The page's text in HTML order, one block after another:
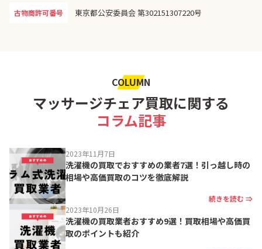
古物商許可番号 東京都公安委員会 第302151307220号
COLUMN
マッサージチェア買取に関する
コラム記事
2023年11月7日
洗濯機の買取でおすすめの業者7選！引っ越し時の
相場や高価買取のコツを徹底解説
続きを読む ⇒
2023年10月26日
洗濯機の買取業者おすすめ9選！買取相場や高価買
取のポイントも紹介